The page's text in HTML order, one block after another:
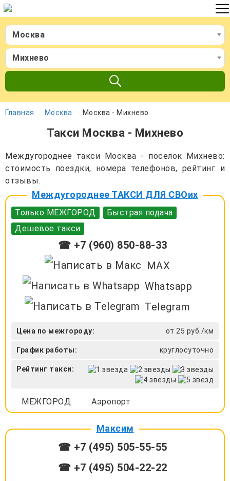
Москва
Михнево
Главная Москва Москва - Михнево
Такси Москва - Михнево
Междугороднее такси Москва - поселок Михнево:
стоимость поездки, номера телефонов, рейтинг и
отзывы.
Междугороднее ТАКСИ ДЛЯ СВОих
Только МЕЖГОРОД
Быстрая подача
Дешевое такси
☎ +7 (960) 850-88-33
MAX
Whatsapp
Telegram
Цена по межгороду: от 25 руб./км
График работы: круглосуточно
Рейтинг такси:
МЕЖГОРОД Аэропорт
Максим
☎ +7 (495) 505-55-55
☎ +7 (495) 504-22-22